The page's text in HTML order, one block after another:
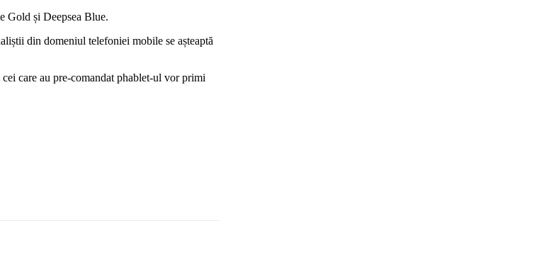
Gold și Deepsea Blue.
din domeniul telefoniei mobile se așteaptă
care au pre-comandat phablet-ul vor primi